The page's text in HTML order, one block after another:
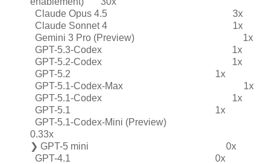
Claude Opus 4.5 3x
Claude Sonnet 4 1x
Gemini 3 Pro (Preview) 1x
GPT-5.3-Codex 1x
GPT-5.2-Codex 1x
GPT-5.2 1x
GPT-5.1-Codex-Max 1x
GPT-5.1-Codex 1x
GPT-5.1 1x
GPT-5.1-Codex-Mini (Preview)
0.33x
❯ GPT-5 mini 0x
GPT-4.1 0x